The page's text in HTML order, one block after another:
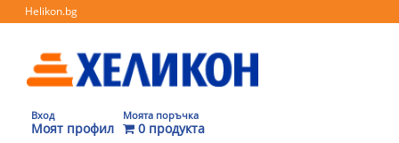
Helikon.bg
Вход
Моят профил
Моята поръчка
0 продукта